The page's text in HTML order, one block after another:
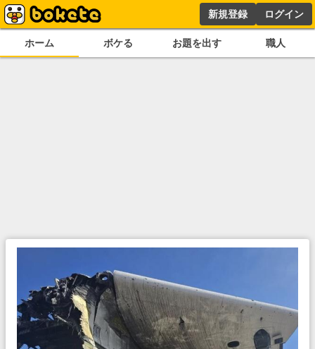
新規登録 ログイン
ホーム ボケる お題を出す 職人